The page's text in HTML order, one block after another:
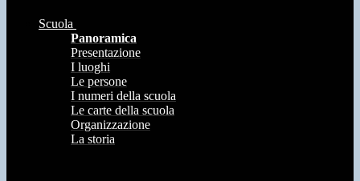
Scuola
Panoramica
Presentazione
I luoghi
Le persone
I numeri della scuola
Le carte della scuola
Organizzazione
La storia